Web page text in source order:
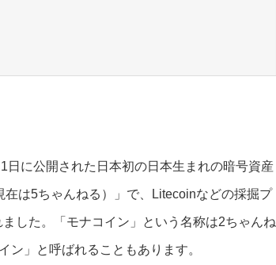
日に公開された日本初の日本生まれの暗号資産
在は5ちゃんねる）」で、Litecoinなどの採掘プ
した。「モナコイン」という名称は2ちゃんね
ン」と呼ばれることもあります。